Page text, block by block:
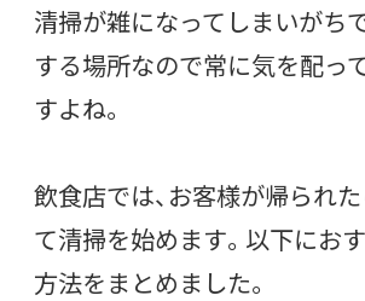
清掃が雑になってしまいがち
する場所なので常に気を配っ
すよね。
飲食店では、お客様が帰られ
て清掃を始めます。以下にお
方法をまとめました。